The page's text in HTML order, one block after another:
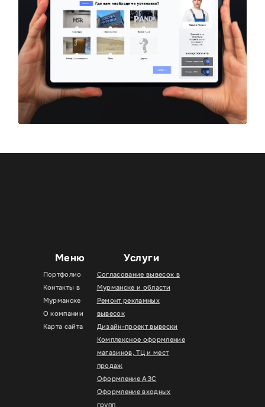
Меню
Портфолио
Контакты в
Мурманске
О компании
Карта сайта
Услуги
Согласование вывесок в
Мурманске и области
Ремонт рекламных
вывесок
Дизайн-проект вывески
Комплексное оформление
магазинов, ТЦ и мест
продаж
Оформление АЗС
Оформление входных
групп